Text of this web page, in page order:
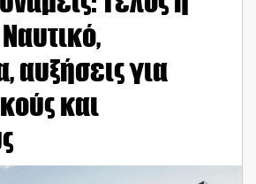
αυξήσεις για
και